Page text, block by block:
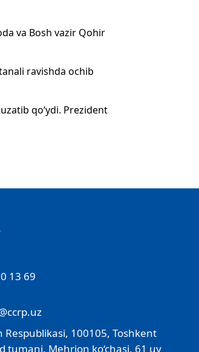
va Bosh vazir Qohir
ravishda ochib
qo‘ydi. Prezident
13 69
Respublikasi, 100105, Toshkent
tumani, Mehrjon ko‘chasi, 61 uy